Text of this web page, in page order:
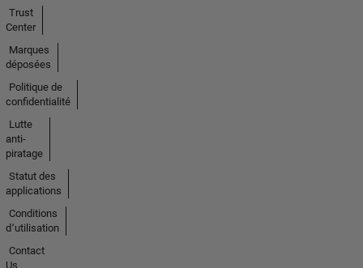
Trust
Center
Marques
déposées
Politique de
confidentialité
Lutte
anti-
piratage
Statut des
applications
Conditions
d՚utilisation
Contact
Us